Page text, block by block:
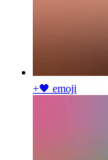
+🖤 emoji